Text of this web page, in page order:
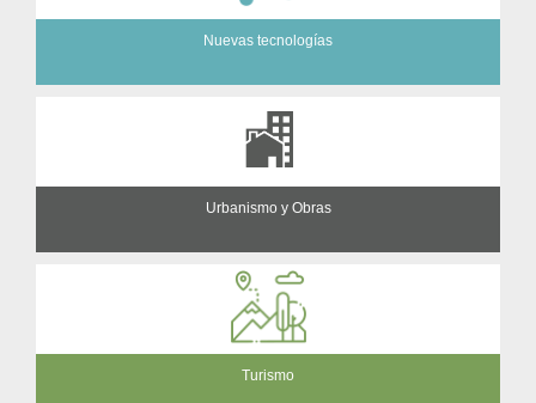
Nuevas tecnologías
Urbanismo y Obras
Turismo